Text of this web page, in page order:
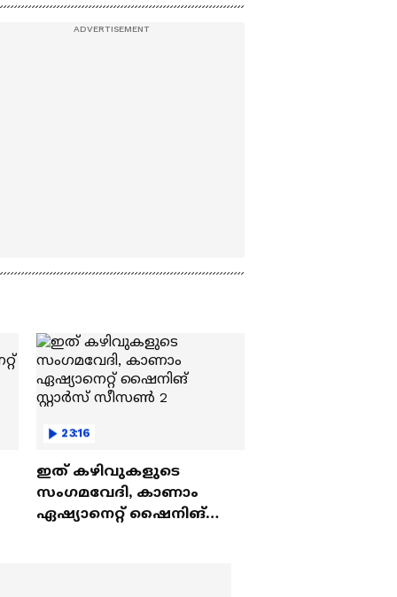
23:16
ഇത് കഴിവുകളുടെ
സംഗമവേദി, കാണാം
ഏഷ്യാനെറ്റ് ഷൈനിങ്